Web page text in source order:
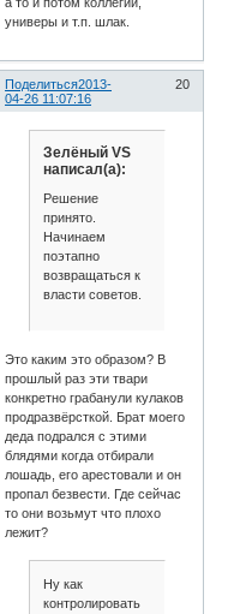
универы и т.п. шлак.
Поделиться 20
2013-
04-26 11:07:16
Зелёный VS
написал(а):
Решение
принято.
Начинаем
поэтапно
возвращаться к
власти советов.
Это каким это образом? В
прошлый раз эти твари
конкретно грабанули кулаков
продразвёрсткой. Брат моего
деда подрался с этими
блядями когда отбирали
лошадь, его арестовали и он
пропал безвести. Где сейчас
то они возьмут что плохо
лежит?
Ну как
контролировать